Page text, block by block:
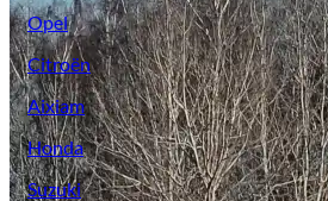
Opel
Opel
Citroën
Aixiam
Honda
Suzuki